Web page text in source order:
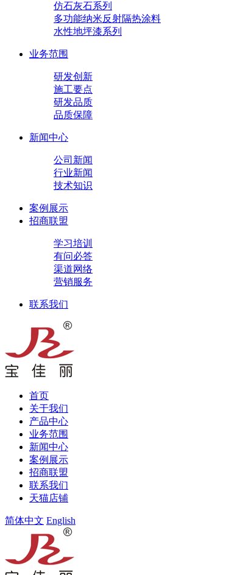
仿石灰石系列
多功能纳米反射隔热涂料
水性地坪漆系列
业务范围
研发创新
施工要点
研发品质
品质保障
新闻中心
公司新闻
行业新闻
技术知识
案例展示
招商联盟
学习培训
有问必答
渠道网络
营销服务
联系我们
首页
关于我们
产品中心
业务范围
新闻中心
案例展示
招商联盟
联系我们
天猫店铺
简体中文 English